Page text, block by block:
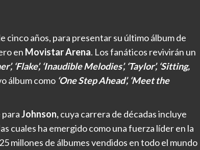
cinco años, para presentar su último álbum de
en Movistar Arena. Los fanáticos revivirán un
‘Flake’, ‘Inaudible Melodies’, ‘Taylor’, ‘Sitting,
álbum como ‘One Step Ahead’, ‘Meet the
Johnson,cuya carrera de décadas incluye
cuales ha emergido como una fuerza líder en la
millones de álbumes vendidos en todo el mundo